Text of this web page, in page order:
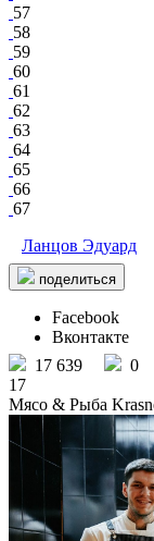
57
58
59
60
61
62
63
64
65
66
67
Ланцов Эдуард
поделиться
Facebook
Вконтакте
17 639
17
Мясо & Рыба